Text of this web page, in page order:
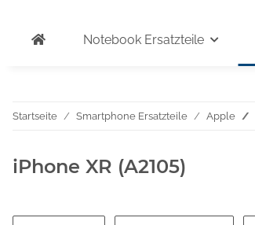
Notebook Ersatzteile
Startseite Smartphone Ersatzteile Apple
iPhone XR (A2105)